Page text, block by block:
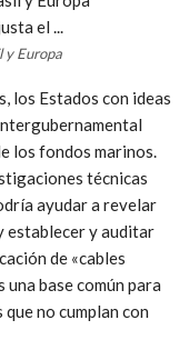
los Estados del
nodos cada vez
podría invitar a
La conferencia
que articule el
submarinos, que
de la ONU.
Europa
Estados con ideas